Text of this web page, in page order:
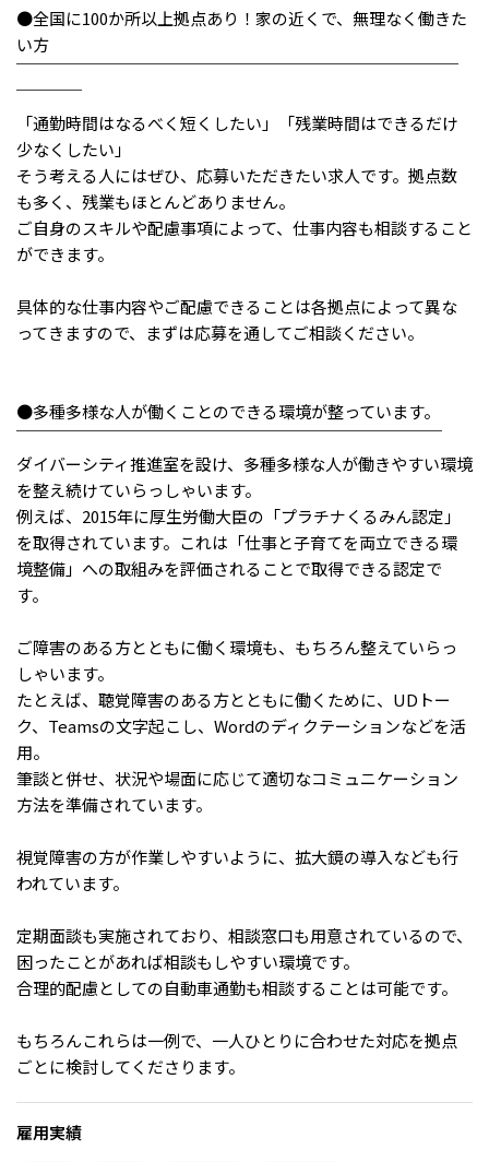
●全国に100か所以上拠点あり！家の近くで、無理なく働きた
い方
￣￣￣￣￣￣￣￣￣￣￣￣￣￣￣￣￣￣￣￣￣￣￣￣￣￣￣
￣￣￣￣
「通勤時間はなるべく短くしたい」「残業時間はできるだけ
少なくしたい」
そう考える人にはぜひ、応募いただきたい求人です。拠点数
も多く、残業もほとんどありません。
ご自身のスキルや配慮事項によって、仕事内容も相談すること
ができます。
具体的な仕事内容やご配慮できることは各拠点によって異な
ってきますので、まずは応募を通してご相談ください。
●多種多様な人が働くことのできる環境が整っています。
￣￣￣￣￣￣￣￣￣￣￣￣￣￣￣￣￣￣￣￣￣￣￣￣￣￣
ダイバーシティ推進室を設け、多種多様な人が働きやすい環境
を整え続けていらっしゃいます。
例えば、2015年に厚生労働大臣の「プラチナくるみん認定」
を取得されています。これは「仕事と子育てを両立できる環
境整備」への取組みを評価されることで取得できる認定で
す。
ご障害のある方とともに働く環境も、もちろん整えていらっ
しゃいます。
たとえば、聴覚障害のある方とともに働くために、UDトー
ク、Teamsの文字起こし、Wordのディクテーションなどを活
用。
筆談と併せ、状況や場面に応じて適切なコミュニケーション
方法を準備されています。
視覚障害の方が作業しやすいように、拡大鏡の導入なども行
われています。
定期面談も実施されており、相談窓口も用意されているので、
困ったことがあれば相談もしやすい環境です。
合理的配慮としての自動車通勤も相談することは可能です。
もちろんこれらは一例で、一人ひとりに合わせた対応を拠点
ごとに検討してくださります。
雇用実績